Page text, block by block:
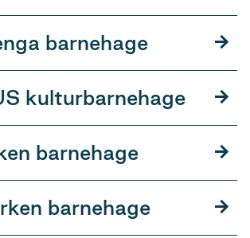
barnehage
kulturbarnehage
barnehage
barnehage